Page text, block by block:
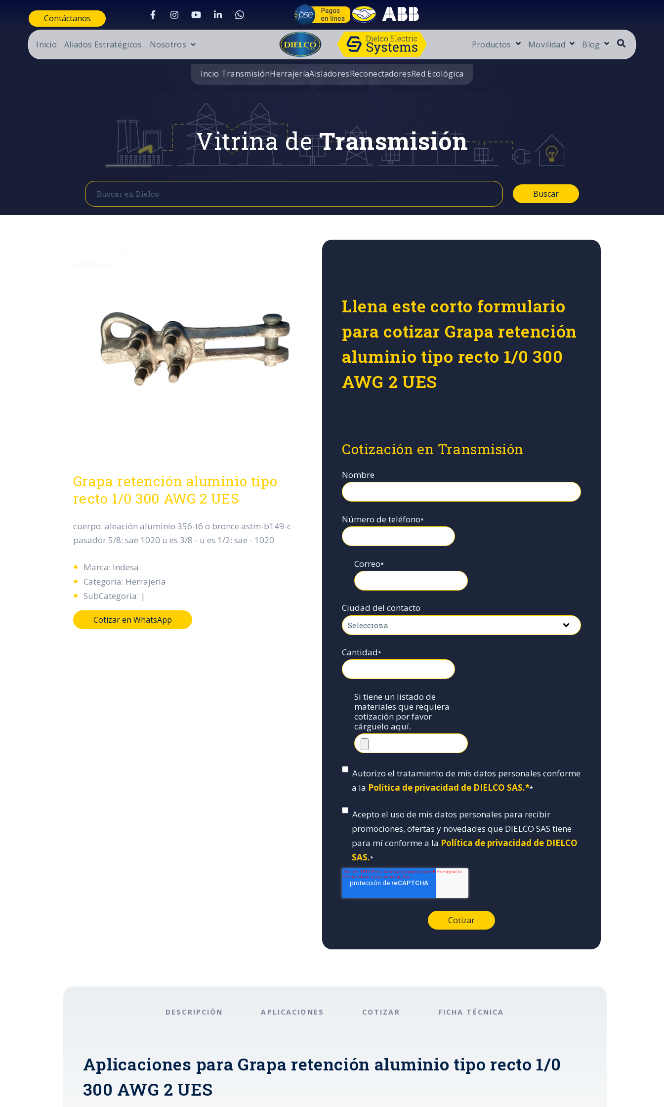
Contáctanos
Inicio Aliados Estratégicos Nosotros Productos Movilidad Blog
Incio TransmisiónHerrajeríaAisladoresReconectadoresRed Ecológica
Vitrina deTransmisión
Buscar
Buscar
Grapa retención aluminio tipo
recto 1/0 300 AWG 2 UES
cuerpo: aleación aluminio 356-t6 o bronce astm-b149-c
pasador 5/8: sae 1020 u es 3/8 - u es 1/2: sae - 1020
Marca: Indesa
Categoria: Herrajeria
SubCategoria: |
Cotizar en WhatsApp
Llena este corto formulario
para cotizar Grapa retención
aluminio tipo recto 1/0 300
AWG 2 UES
Cotización en Transmisión
Nombre
Número de teléfono*
Correo*
Ciudad del contacto
Cantidad*
Si tiene un listado de
materiales que requiera
cotización por favor
cárguelo aquí.
Autorizo el tratamiento de mis datos personales conforme
a la Política de privacidad de DIELCO SAS.**
Acepto el uso de mis datos personales para recibir
promociones, ofertas y novedades que DIELCO SAS tiene
para mí conforme a la Política de privacidad de DIELCO
SAS.*
DESCRIPCIÓN APLICACIONES COTIZAR FICHA TÉCNICA
Aplicaciones para Grapa retención aluminio tipo recto 1/0
300 AWG 2 UES